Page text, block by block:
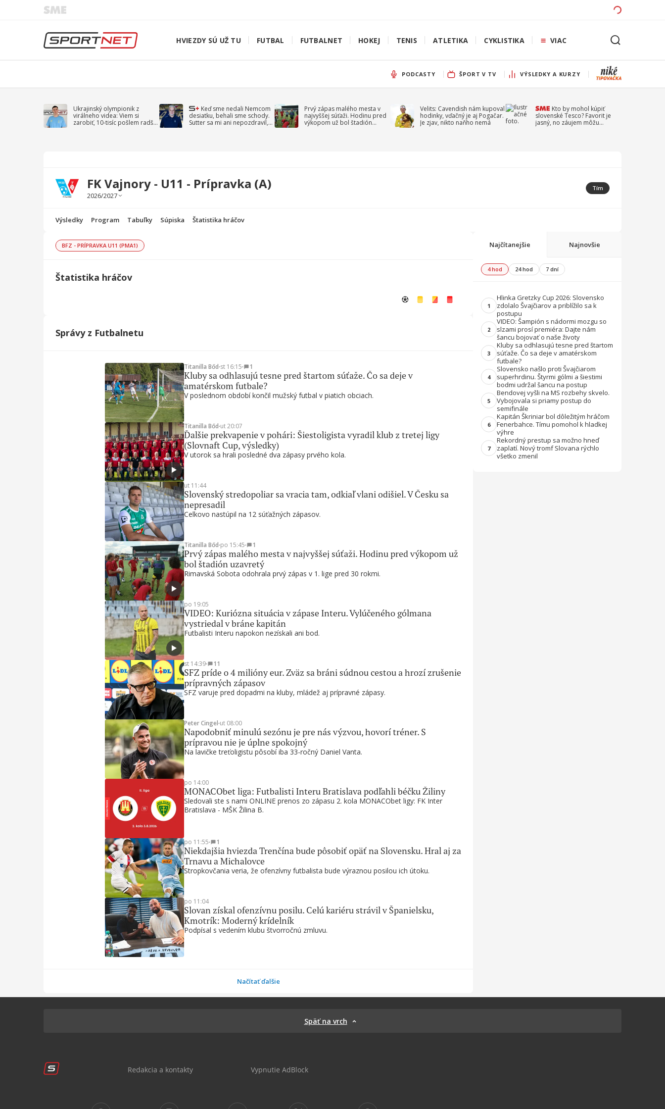
HVIEZDY SÚ UŽ TU FUTBAL FUTBALNET HOKEJ TENIS ATLETIKA CYKLISTIKA VIAC
PODCASTY ŠPORT V TV VÝSLEDKY A KURZY
Ukrajinský olympionik z
virálneho videa: Viem si
zarobiť, 10-tisíc pošlem radšej
Keď sme nedali Nemcom
desiatku, behali sme schody.
Sutter sa mi ani nepozdravil,
Prvý zápas malého mesta v
najvyššej súťaži. Hodinu pred
výkopom už bol štadión
Velits: Cavendish nám kupoval
hodinky, vďačný je aj Pogačar.
Je zjav, nikto naňho nemá
Kto by mohol kúpiť
slovenské Tesco? Favorit je
jasný, no záujem môžu
FK Vajnory - U11 - Prípravka (A) Tím
Výsledky Program Tabuľky Súpiska Štatistika hráčov
BFZ - PRÍPRAVKA U11 (PMA1)
Štatistika hráčov
Správy z Futbalnetu
V poslednom období končil mužský futbal v piatich obciach.
Kluby sa odhlasujú tesne pred štartom súťaže. Čo sa deje v
amatérskom futbale?
Titanilla Bőd∙st 16:15∙ 1
V utorok sa hrali posledné dva zápasy prvého kola.
Ďalšie prekvapenie v pohári: Šiestoligista vyradil klub z tretej ligy
(Slovnaft Cup, výsledky)
Titanilla Bőd∙ut 20:07
Celkovo nastúpil na 12 súťažných zápasov.
Slovenský stredopoliar sa vracia tam, odkiaľ vlani odišiel. V Česku sa
nepresadil
ut 11:44
Rimavská Sobota odohrala prvý zápas v 1. lige pred 30 rokmi.
Prvý zápas malého mesta v najvyššej súťaži. Hodinu pred výkopom už
bol štadión uzavretý
Titanilla Bőd∙po 15:45∙ 1
Futbalisti Interu napokon nezískali ani bod.
VIDEO: Kuriózna situácia v zápase Interu. Vylúčeného gólmana
vystriedal v bráne kapitán
po 19:05
SFZ varuje pred dopadmi na kluby, mládež aj prípravné zápasy.
SFZ príde o 4 milióny eur. Zväz sa bráni súdnou cestou a hrozí zrušenie
prípravných zápasov
st 14:39∙ 11
Na lavičke treťoligistu pôsobí iba 33-ročný Daniel Vanta.
Napodobniť minulú sezónu je pre nás výzvou, hovorí tréner. S
prípravou nie je úplne spokojný
Peter Cingel∙ut 08:00
Sledovali ste s nami ONLINE prenos zo zápasu 2. kola MONACObet ligy: FK Inter
Bratislava - MŠK Žilina B.
MONACObet liga: Futbalisti Interu Bratislava podľahli béčku Žiliny
po 14:00
Stropkovčania veria, že ofenzívny futbalista bude výraznou posilou ich útoku.
Niekdajšia hviezda Trenčína bude pôsobiť opäť na Slovensku. Hral aj za
Trnavu a Michalovce
po 11:55∙ 1
Podpísal s vedením klubu štvorročnú zmluvu.
Slovan získal ofenzívnu posilu. Celú kariéru strávil v Španielsku,
Kmotrík: Moderný krídelník
po 11:04
Načítať ďalšie
Najčítanejšie Najnovšie
4 hod 24 hod 7 dní
1
Hlinka Gretzky Cup 2026: Slovensko
zdolalo Švajčiarov a priblížilo sa k
postupu
2
VIDEO: Šampión s nádormi mozgu so
slzami prosí premiéra: Dajte nám
šancu bojovať o naše životy
3
Kluby sa odhlasujú tesne pred štartom
súťaže. Čo sa deje v amatérskom
futbale?
4
Slovensko našlo proti Švajčiarom
superhrdinu. Štyrmi gólmi a šiestimi
bodmi udržal šancu na postup
5
Bendovej vyšli na MS rozbehy skvelo.
Vybojovala si priamy postup do
semifinále
6
Kapitán Škriniar bol dôležitým hráčom
Fenerbahce. Tímu pomohol k hladkej
výhre
7
Rekordný prestup sa možno hneď
zaplatí. Nový tromf Slovana rýchlo
všetko zmenil
Späť na vrch
Redakcia a kontakty Vypnutie AdBlock